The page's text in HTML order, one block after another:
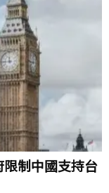
制中國支持台